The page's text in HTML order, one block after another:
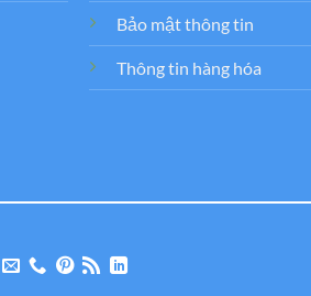
Bảo mật thông tin
Thông tin hàng hóa